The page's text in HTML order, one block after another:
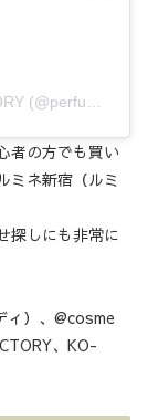
A post shared by The PERFUME OIL FACTORY (@perfumeoil)
者の方でも買い
ミネ新宿（ルミ
探しにも非常に
ィ）、@cosme
、KO-